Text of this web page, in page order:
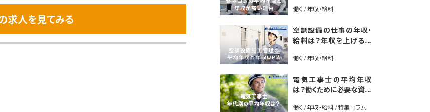
求人を見てみる
P法も紹介
働く / 年収・給料
空調設備の仕事の年収・
給料は？年収を上げる方
働く / 年収・給料
電気工事士の平均年収
は？働くために必要な資格
働く / 年収・給料 / 特集コラム